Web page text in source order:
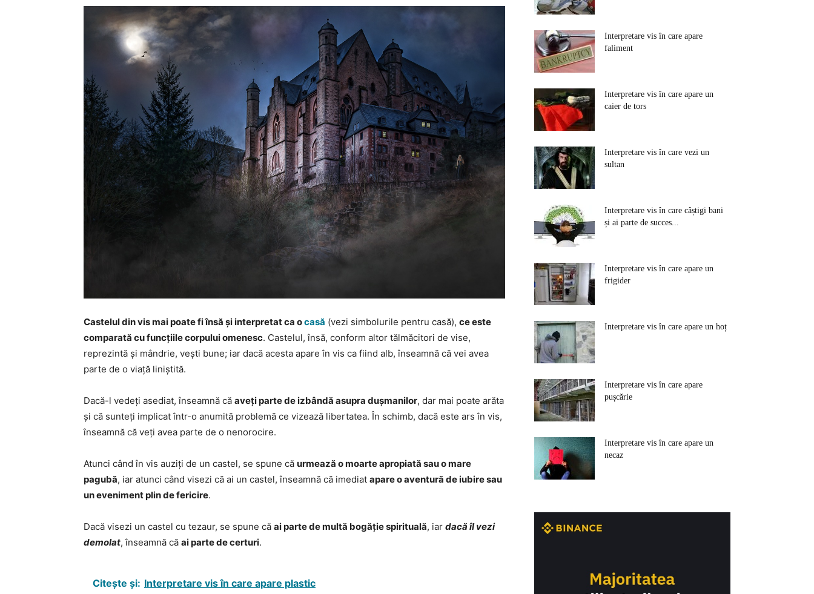
Castelul din vis mai poate fi însă și interpretat ca ocasă (vezi simbolurile pentru casă), ce este
comparată cu funcțiile corpului omenesc. Castelul, însă, conform altor tălmăcitori de vise,
reprezintă și mândrie, vești bune; iar dacă acesta apare în vis ca fiind alb, înseamnă că vei avea
parte de o viață liniștită.
Dacă-l vedeți asediat, înseamnă că aveți parte de izbândă asupra dușmanilor, dar mai poate arăta
și că sunteți implicat într-o anumită problemă ce vizează libertatea. În schimb, dacă este ars în vis,
înseamnă că veți avea parte de o nenorocire.
Atunci când în vis auziți de un castel, se spune că urmează o moarte apropiată sau o mare
pagubă, iar atunci când visezi că ai un castel, înseamnă că imediat apare o aventură de iubire sau
un eveniment plin de fericire.
Dacă visezi un castel cu tezaur, se spune că ai parte de multă bogăție spirituală, iar dacă îl vezi
demolat, înseamnă că ai parte de certuri.
Citește și: Interpretare vis în care apare plastic
Interpretare vis în care apare
faliment
Interpretare vis în care apare un
caier de tors
Interpretare vis în care vezi un
sultan
Interpretare vis în care câștigi bani
și ai parte de succes...
Interpretare vis în care apare un
frigider
Interpretare vis în care apare un hoț
Interpretare vis în care apare
pușcărie
Interpretare vis în care apare un
necaz